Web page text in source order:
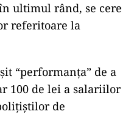
ultimul rând, se cere
referitoare la
“performanța” de a
100 de lei a salariilor
de